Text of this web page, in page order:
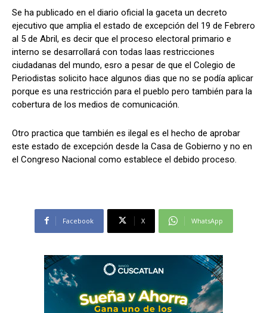
Comparta
Comparta
Se ha publicado en el diario oficial la gaceta un decreto
ejecutivo que amplia el estado de excepción del 19 de Febrero
al 5 de Abril, es decir que el proceso electoral primario e
interno se desarrollará con todas laas restricciones
ciudadanas del mundo, esro a pesar de que el Colegio de
Periodistas solicito hace algunos dias que no se podía aplicar
porque es una restricción para el pueblo pero también para la
cobertura de los medios de comunicación.
Otro practica que también es ilegal es el hecho de aprobar
este estado de excepción desde la Casa de Gobierno y no en
el Congreso Nacional como establece el debido proceso.
Facebook X WhatsApp